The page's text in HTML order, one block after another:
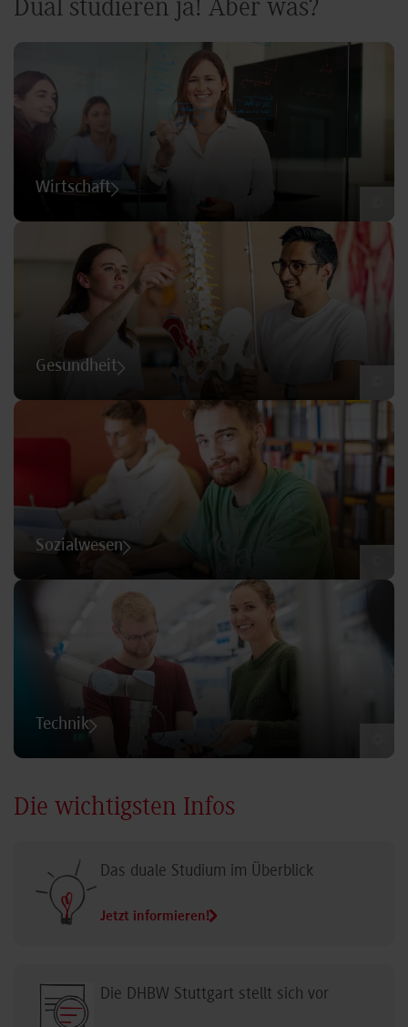
Dual studieren ja! Aber was?
Wirtschaft
Gesundheit
Sozialwesen
Technik
Die wichtigsten Infos
Das duale Studium im Überblick
Jetzt informieren!
Die DHBW Stuttgart stellt sich vor